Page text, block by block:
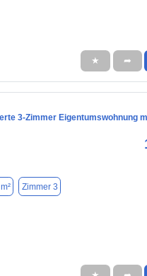
★ ➦
3-Zimmer Eigentumswohnung
Zimmer 3